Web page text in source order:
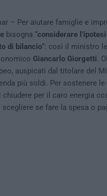
– Per aiutare famiglie e
bisogna “considerare
di bilancio“: così il ministro
Giancarlo Giorgetti.
auspicati dal titolare del
più soldi. Per sostenere le
chiudere per il caro energia
scegliere se fare la spesa o